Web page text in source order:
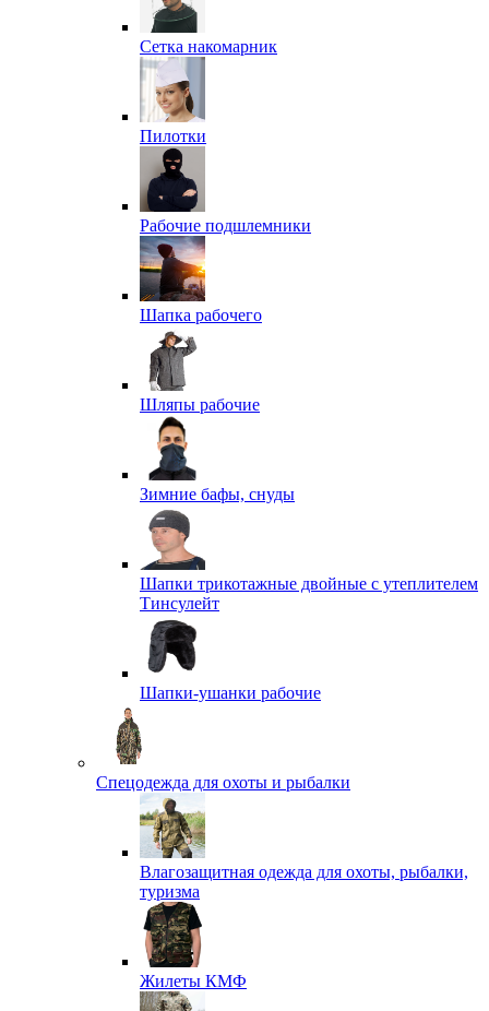
Сетка накомарник
Пилотки
Рабочие подшлемники
Шапка рабочего
Шляпы рабочие
Зимние бафы, снуды
Шапки трикотажные двойные с утеплителем
Тинсулейт
Шапки-ушанки рабочие
Спецодежда для охоты и рыбалки
Влагозащитная одежда для охоты, рыбалки,
туризма
Жилеты КМФ